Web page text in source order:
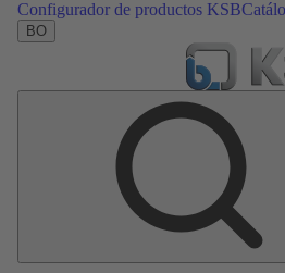
Configurador de productos KSB
BO